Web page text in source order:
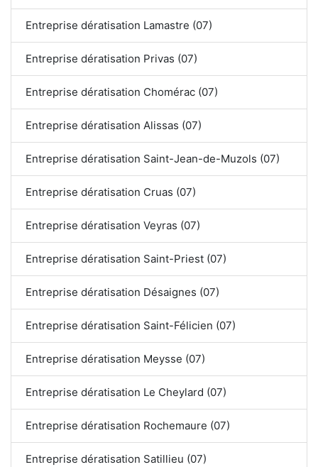
Entreprise dératisation Lamastre (07)
Entreprise dératisation Privas (07)
Entreprise dératisation Chomérac (07)
Entreprise dératisation Alissas (07)
Entreprise dératisation Saint-Jean-de-Muzols (07)
Entreprise dératisation Cruas (07)
Entreprise dératisation Veyras (07)
Entreprise dératisation Saint-Priest (07)
Entreprise dératisation Désaignes (07)
Entreprise dératisation Saint-Félicien (07)
Entreprise dératisation Meysse (07)
Entreprise dératisation Le Cheylard (07)
Entreprise dératisation Rochemaure (07)
Entreprise dératisation Satillieu (07)